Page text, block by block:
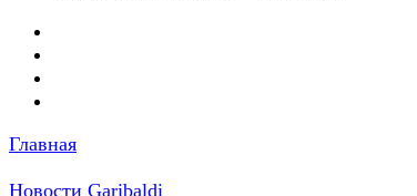
Главная
Новости Garibaldi